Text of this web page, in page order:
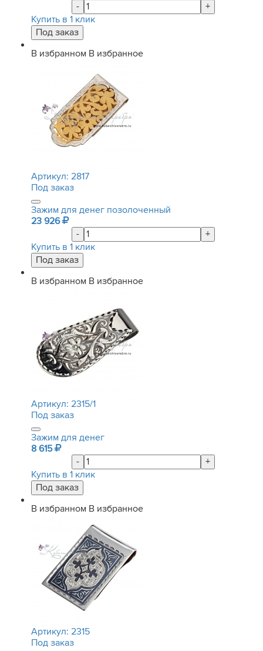
-
+
Купить в 1 клик
В избранном В избранное
Артикул: 2817
Под заказ
Зажим для денег позолоченный
23 926
-
+
Купить в 1 клик
В избранном В избранное
Артикул: 2315/1
Под заказ
Зажим для денег
8 615
-
+
Купить в 1 клик
В избранном В избранное
Артикул: 2315
Под заказ